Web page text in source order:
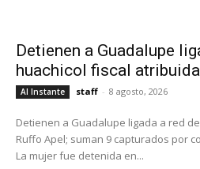
Detienen a Guadalupe
huachicol fiscal
Al Instante staff - 8 agosto, 2026
Detienen a Guadalupe ligada a red
Ruffo Apel; suman 9 capturados por
La mujer fue detenida en...